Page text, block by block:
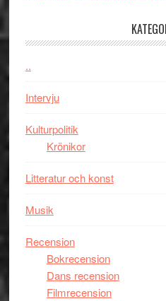
..
Intervju
Kulturpolitik
Krönikor
Litteratur och konst
Musik
Recension
Bokrecension
Dans recension
Filmrecension